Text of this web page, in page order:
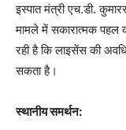
इस्पात मंत्री एच.डी.
मामले में सकारात्मक पहल
रही है कि लाइसेंस की
सकता है।
स्थानीय समर्थन: